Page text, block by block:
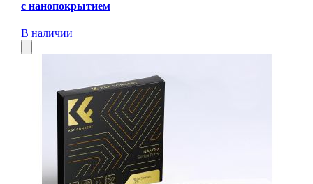
с нанопокрытием
В наличии